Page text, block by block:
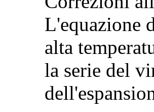
L'equazione
alta
la serie del